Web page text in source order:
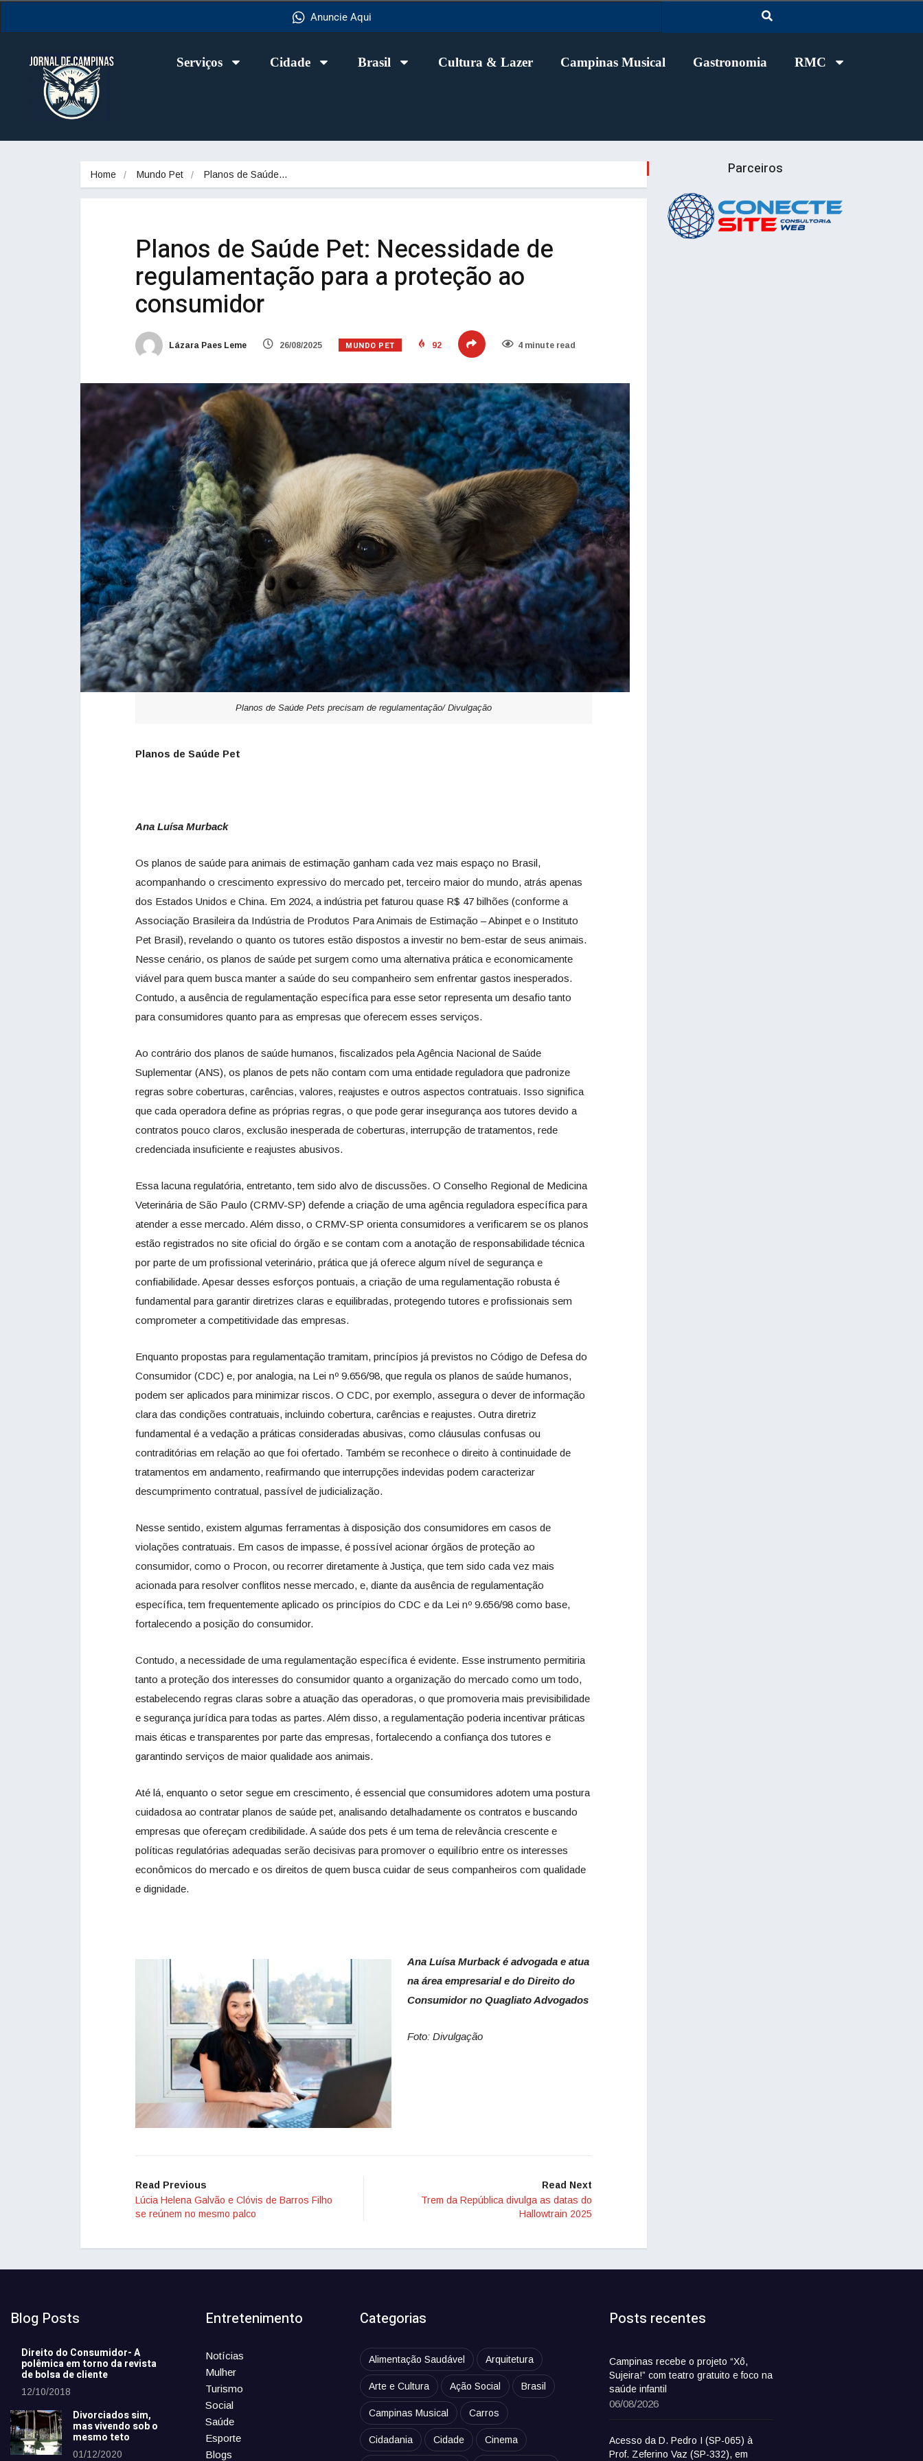
Anuncie Aqui
Serviços Cidade Brasil Cultura & Lazer Campinas Musical Gastronomia RMC
Home Mundo Pet Planos de Saúde…
Planos de Saúde Pet: Necessidade de
regulamentação para a proteção ao
consumidor
Lázara Paes Leme 26/08/2025 MUNDO PET 92 4 minute read
Planos de Saúde Pets precisam de regulamentação/ Divulgação
Planos de Saúde Pet
Ana Luísa Murback
Os planos de saúde para animais de estimação ganham cada vez mais espaço no Brasil,
acompanhando o crescimento expressivo do mercado pet, terceiro maior do mundo, atrás apenas
dos Estados Unidos e China. Em 2024, a indústria pet faturou quase R$ 47 bilhões (conforme a
Associação Brasileira da Indústria de Produtos Para Animais de Estimação – Abinpet e o Instituto
Pet Brasil), revelando o quanto os tutores estão dispostos a investir no bem-estar de seus animais.
Nesse cenário, os planos de saúde pet surgem como uma alternativa prática e economicamente
viável para quem busca manter a saúde do seu companheiro sem enfrentar gastos inesperados.
Contudo, a ausência de regulamentação específica para esse setor representa um desafio tanto
para consumidores quanto para as empresas que oferecem esses serviços.
Ao contrário dos planos de saúde humanos, fiscalizados pela Agência Nacional de Saúde
Suplementar (ANS), os planos de pets não contam com uma entidade reguladora que padronize
regras sobre coberturas, carências, valores, reajustes e outros aspectos contratuais. Isso significa
que cada operadora define as próprias regras, o que pode gerar insegurança aos tutores devido a
contratos pouco claros, exclusão inesperada de coberturas, interrupção de tratamentos, rede
credenciada insuficiente e reajustes abusivos.
Essa lacuna regulatória, entretanto, tem sido alvo de discussões. O Conselho Regional de Medicina
Veterinária de São Paulo (CRMV-SP) defende a criação de uma agência reguladora específica para
atender a esse mercado. Além disso, o CRMV-SP orienta consumidores a verificarem se os planos
estão registrados no site oficial do órgão e se contam com a anotação de responsabilidade técnica
por parte de um profissional veterinário, prática que já oferece algum nível de segurança e
confiabilidade. Apesar desses esforços pontuais, a criação de uma regulamentação robusta é
fundamental para garantir diretrizes claras e equilibradas, protegendo tutores e profissionais sem
comprometer a competitividade das empresas.
Enquanto propostas para regulamentação tramitam, princípios já previstos no Código de Defesa do
Consumidor (CDC) e, por analogia, na Lei nº 9.656/98, que regula os planos de saúde humanos,
podem ser aplicados para minimizar riscos. O CDC, por exemplo, assegura o dever de informação
clara das condições contratuais, incluindo cobertura, carências e reajustes. Outra diretriz
fundamental é a vedação a práticas consideradas abusivas, como cláusulas confusas ou
contraditórias em relação ao que foi ofertado. Também se reconhece o direito à continuidade de
tratamentos em andamento, reafirmando que interrupções indevidas podem caracterizar
descumprimento contratual, passível de judicialização.
Nesse sentido, existem algumas ferramentas à disposição dos consumidores em casos de
violações contratuais. Em casos de impasse, é possível acionar órgãos de proteção ao
consumidor, como o Procon, ou recorrer diretamente à Justiça, que tem sido cada vez mais
acionada para resolver conflitos nesse mercado, e, diante da ausência de regulamentação
específica, tem frequentemente aplicado os princípios do CDC e da Lei nº 9.656/98 como base,
fortalecendo a posição do consumidor.
Contudo, a necessidade de uma regulamentação específica é evidente. Esse instrumento permitiria
tanto a proteção dos interesses do consumidor quanto a organização do mercado como um todo,
estabelecendo regras claras sobre a atuação das operadoras, o que promoveria mais previsibilidade
e segurança jurídica para todas as partes. Além disso, a regulamentação poderia incentivar práticas
mais éticas e transparentes por parte das empresas, fortalecendo a confiança dos tutores e
garantindo serviços de maior qualidade aos animais.
Até lá, enquanto o setor segue em crescimento, é essencial que consumidores adotem uma postura
cuidadosa ao contratar planos de saúde pet, analisando detalhadamente os contratos e buscando
empresas que ofereçam credibilidade. A saúde dos pets é um tema de relevância crescente e
políticas regulatórias adequadas serão decisivas para promover o equilíbrio entre os interesses
econômicos do mercado e os direitos de quem busca cuidar de seus companheiros com qualidade
e dignidade.
Ana Luísa Murback é advogada e atua
na área empresarial e do Direito do
Consumidor no Quagliato Advogados
Foto: Divulgação
Read Previous
Lúcia Helena Galvão e Clóvis de Barros Filho
se reúnem no mesmo palco
Read Next
Trem da República divulga as datas do
Hallowtrain 2025
Parceiros
Blog Posts
Direito do Consumidor- A
polêmica em torno da revista
de bolsa de cliente
12/10/2018
Divorciados sim,
mas vivendo sob o
mesmo teto
01/12/2020
Entretenimento
Notícias
Mulher
Turismo
Social
Saúde
Esporte
Blogs
Categorias
Alimentação Saudável Arquitetura
Arte e Cultura Ação Social Brasil
Campinas Musical Carros
Cidadania Cidade Cinema
Posts recentes
Campinas recebe o projeto “Xô,
Sujeira!” com teatro gratuito e foco na
saúde infantil
06/08/2026
Acesso da D. Pedro I (SP-065) à
Prof. Zeferino Vaz (SP-332), em